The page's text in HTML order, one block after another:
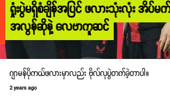
ရှုံးပွဲမရှိစံချိန်အပြင် ဖလားသုံးလုံး အိပ်
အလွန်ဆိုနဲ့ လေဗာကူဆင်
ဂျာမန်ပိုကယ်ဖလားမှာလည်း ဗိုလ်လုပွဲတက်ခဲ့တာပါ။
2 years ago